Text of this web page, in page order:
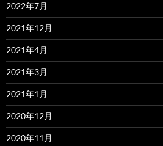
2022年7月
2021年12月
2021年4月
2021年3月
2021年1月
2020年12月
2020年11月